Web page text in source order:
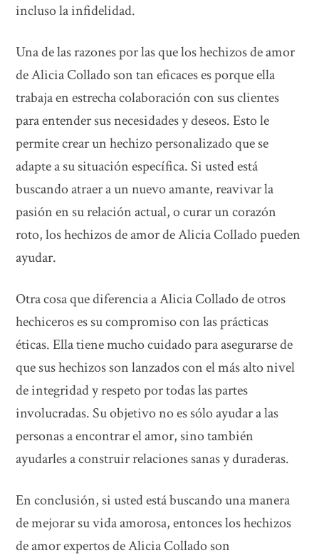
incluso la infidelidad.
Una de las razones por las que los hechizos de amor
de Alicia Collado son tan eficaces es porque ella
trabaja en estrecha colaboración con sus clientes
para entender sus necesidades y deseos. Esto le
permite crear un hechizo personalizado que se
adapte a su situación específica. Si usted está
buscando atraer a un nuevo amante, reavivar la
pasión en su relación actual, o curar un corazón
roto, los hechizos de amor de Alicia Collado pueden
ayudar.
Otra cosa que diferencia a Alicia Collado de otros
hechiceros es su compromiso con las prácticas
éticas. Ella tiene mucho cuidado para asegurarse de
que sus hechizos son lanzados con el más alto nivel
de integridad y respeto por todas las partes
involucradas. Su objetivo no es sólo ayudar a las
personas a encontrar el amor, sino también
ayudarles a construir relaciones sanas y duraderas.
En conclusión, si usted está buscando una manera
de mejorar su vida amorosa, entonces los hechizos
de amor expertos de Alicia Collado son